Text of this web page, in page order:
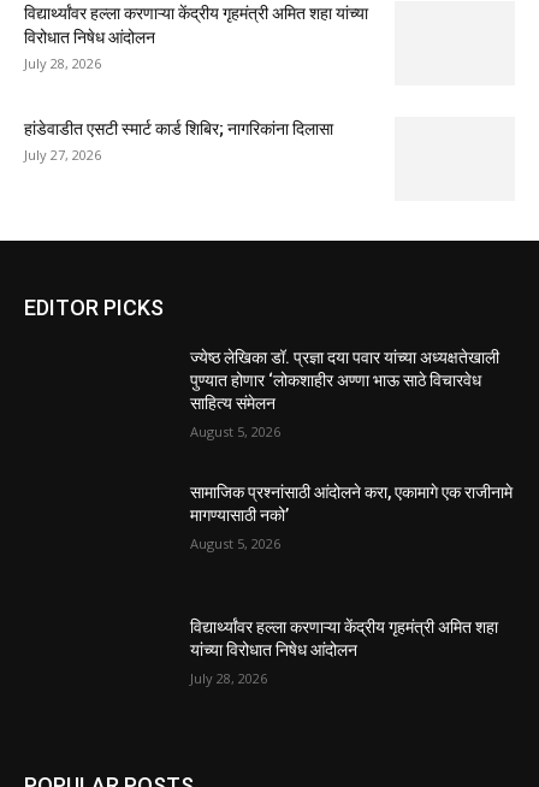
विद्यार्थ्यांवर हल्ला करणाऱ्या केंद्रीय गृहमंत्री अमित शहा यांच्या
विरोधात निषेध आंदोलन
July 28, 2026
हांडेवाडीत एसटी स्मार्ट कार्ड शिबिर; नागरिकांना दिलासा
July 27, 2026
EDITOR PICKS
ज्येष्ठ लेखिका डॉ. प्रज्ञा दया पवार यांच्या अध्यक्षतेखाली
पुण्यात होणार ‘लोकशाहीर अण्णा भाऊ साठे विचारवेध
साहित्य संमेलन
August 5, 2026
सामाजिक प्रश्नांसाठी आंदोलने करा, एकामागे एक राजीनामे
मागण्यासाठी नको’
August 5, 2026
विद्यार्थ्यांवर हल्ला करणाऱ्या केंद्रीय गृहमंत्री अमित शहा
यांच्या विरोधात निषेध आंदोलन
July 28, 2026